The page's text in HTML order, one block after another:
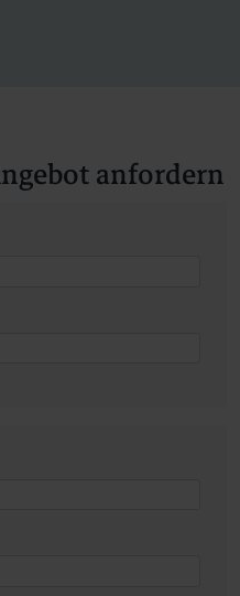
anfordern